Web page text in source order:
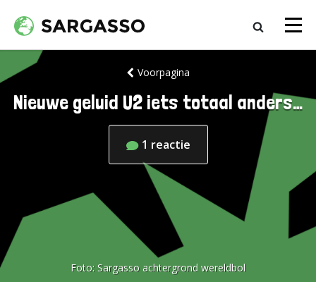
Voorpagina
Nieuwe geluid U2 iets totaal anders…
1 reactie
Foto: Sargasso achtergrond wereldbol